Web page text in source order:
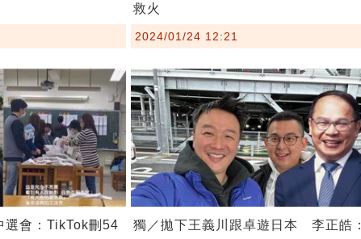
救火
2024/01/24 12:21
會：TikTok刪54
獨／拋下王義川跟卓遊日本 李正皓：